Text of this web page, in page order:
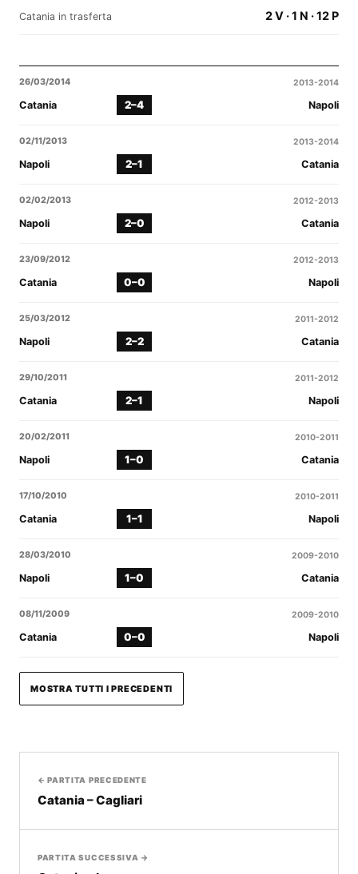
Catania in trasferta 2 V · 1 N · 12 P
26/03/2014
Catania 2–4 Napoli
2013-2014
02/11/2013
Napoli 2–1 Catania
2013-2014
02/02/2013
Napoli 2–0 Catania
2012-2013
23/09/2012
Catania 0–0 Napoli
2012-2013
25/03/2012
Napoli 2–2 Catania
2011-2012
29/10/2011
Catania 2–1 Napoli
2011-2012
20/02/2011
Napoli 1–0 Catania
2010-2011
17/10/2010
Catania 1–1 Napoli
2010-2011
28/03/2010
Napoli 1–0 Catania
2009-2010
08/11/2009
Catania 0–0 Napoli
2009-2010
MOSTRA TUTTI I PRECEDENTI
← PARTITA PRECEDENTE
Catania – Cagliari
PARTITA SUCCESSIVA →